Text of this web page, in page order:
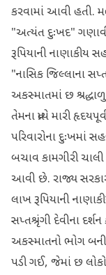
કરવામાં આવી હતી.
"અત્યંત દુઃખદ"
રૂપિયાની નાણાકીય
"નાસિક જિલ્લાના
અકસ્માતમાં છ
તેમના પ્રત્યે મારી
પરિવારોના દુઃખમાં
બચાવ કામગીરી
આવી છે. રાજ્ય
લાખ રૂપિયાની
સપ્તશ્રૃંગી દેવીના
અકસ્માતનો ભોગ
પડી ગઈ, જેમાં છ